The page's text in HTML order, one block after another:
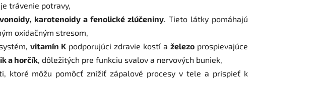
trávenie potravy,
karotenoidy a fenolické zlúčeniny. Tieto látky pomáhajú
oxidačným stresom,
vitamín K podporujúci zdravie kostí a železo prospievajúce
a horčík, dôležitých pre funkciu svalov a nervových buniek,
ktoré môžu pomôcť znížiť zápalové procesy v tele a prispieť k